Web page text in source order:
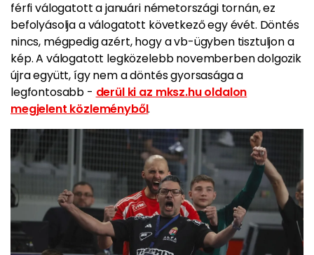
férfi válogatott a januári németországi tornán, ez
befolyásolja a válogatott következő egy évét. Döntés
nincs, mégpedig azért, hogy a vb-ügyben tisztuljon a
kép. A válogatott legközelebb novemberben dolgozik
újra együtt, így nem a döntés gyorsasága a
legfontosabb - derül ki az mksz.hu oldalon
megjelent közleményből.